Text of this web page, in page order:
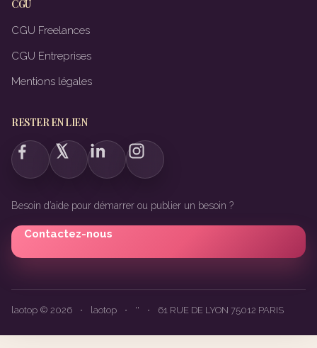
CGU
CGU Freelances
CGU Entreprises
Mentions légales
RESTER EN LIEN
Besoin d’aide pour démarrer ou publier un besoin ?
Contactez-nous
laotop © 2026 • laotop • '' • 61 RUE DE LYON 75012 PARIS